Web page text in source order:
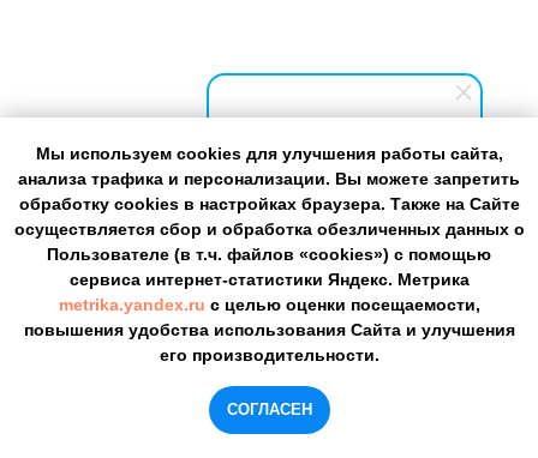
Летние каникулы с
ZSKILLS
Здравствуйте! Готовы помочь
вам. Напишите, если у вас
появятся вопросы.
АНО «Источник»
Политика
конфиденциальности
г. Ижевск, ул. Авангардная, 4б
+7 (3412) 945−026
hello@yashkola.ru
Мы используем cookies для улучшения работы сайта,
анализа трафика и персонализации. Вы можете запретить
обработку cookies в настройках браузера. Также на Сайте
осуществляется сбор и обработка обезличенных данных о
Пользователе (в т.ч. файлов «cookies») с помощью
сервиса интернет-статистики Яндекс. Метрика
metrika.yandex.ru с целью оценки посещаемости,
повышения удобства использования Сайта и улучшения
его производительности.
СОГЛАСЕН